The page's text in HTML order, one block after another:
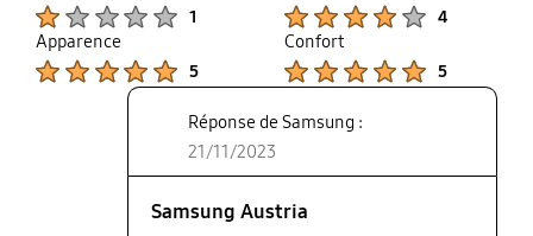
1
4
Apparence
5
Confort
5
Réponse de Samsung :
21/11/2023
Samsung Austria